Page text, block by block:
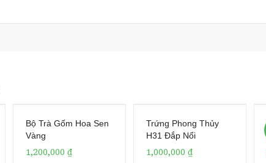
Bộ Trà Gốm Hoa Sen
Vàng
1,200,000 ₫
Trứng Phong Thủy
H31 Đắp Nổi
1,000,000 ₫